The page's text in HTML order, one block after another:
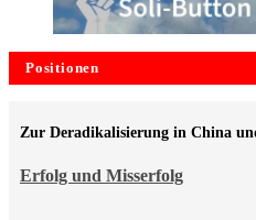
Positionen
Erfolg und Misserfolg
Zur Deradikalisierung in China